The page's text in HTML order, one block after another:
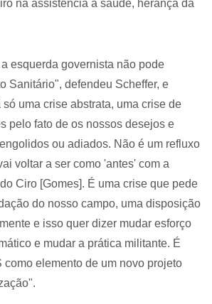
na assistência à saúde, herança da
esquerda governista não pode
Sanitário", defendeu Scheffer, e
uma crise abstrata, uma crise de
pelo fato de os nossos desejos e
ou adiados. Não é um refluxo
voltar a ser como 'antes' com a
Ciro [Gomes]. É uma crise que pede
do nosso campo, uma disposição
e isso quer dizer mudar esforço
e mudar a prática militante. É
como elemento de um novo projeto